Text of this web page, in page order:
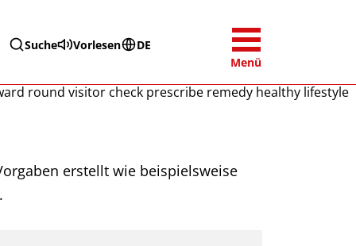
Suche Vorlesen
DE
Menü
erstellt wie beispielsweise